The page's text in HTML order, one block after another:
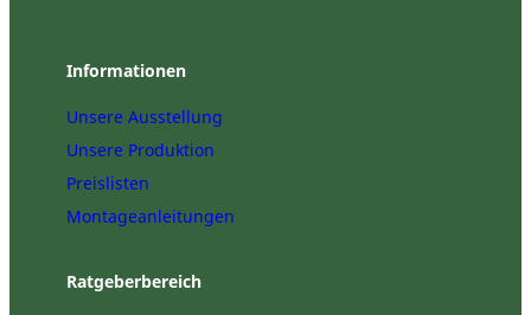
Informationen
Unsere Ausstellung
Unsere Produktion
Preislisten
Montageanleitungen
Ratgeberbereich